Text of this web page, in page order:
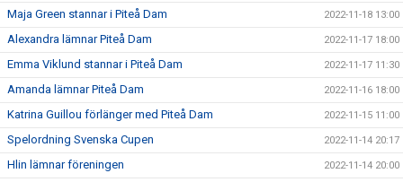
Maja Green stannar i Piteå Dam 2022-11-18 13:00
Alexandra lämnar Piteå Dam 2022-11-17 18:00
Emma Viklund stannar i Piteå Dam 2022-11-17 11:30
Amanda lämnar Piteå Dam 2022-11-16 18:00
Katrina Guillou förlänger med Piteå Dam 2022-11-15 11:00
Spelordning Svenska Cupen 2022-11-14 20:17
Hlin lämnar föreningen 2022-11-14 20:00